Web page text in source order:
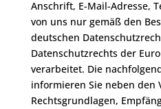
Anschrift, E-Mail-Adresse,
von uns nur gemäß den
deutschen
Datenschutzrechts der
verarbeitet. Die
informieren Sie neben den
Rechtsgrundlagen,